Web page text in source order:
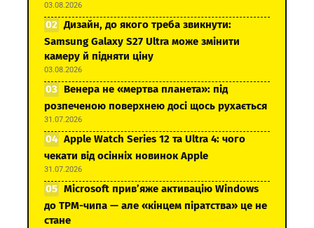
03.08.2026
Дизайн, до якого треба звикнути:
Samsung Galaxy S27 Ultra може змінити
камеру й підняти ціну
03.08.2026
Венера не «мертва планета»: під
розпеченою поверхнею досі щось рухається
31.07.2026
Apple Watch Series 12 та Ultra 4: чого
чекати від осінніх новинок Apple
31.07.2026
Microsoft прив’яже активацію Windows
до TPM-чипа — але «кінцем піратства» це не
стане